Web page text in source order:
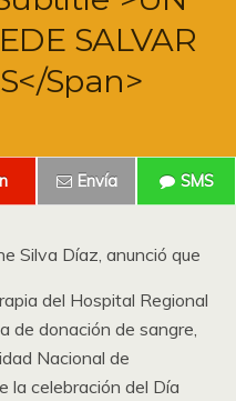
SALVAR
span>
Envía SMS
Silva Díaz, anunció que
del Hospital Regional
de donación de sangre,
Nacional de
la celebración del Día